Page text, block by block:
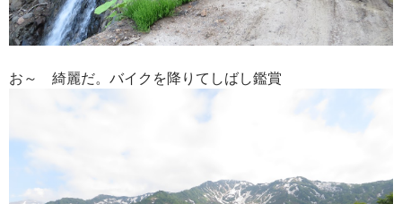
お～ 綺麗だ。バイクを降りてしばし鑑賞